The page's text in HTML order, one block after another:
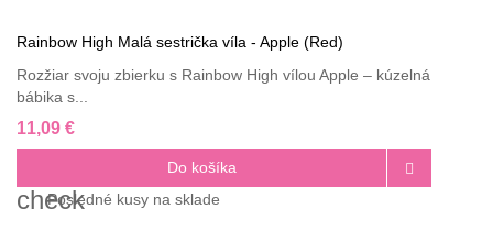
Rainbow High Malá sestrička víla - Apple (Red)
Rozžiar svoju zbierku s Rainbow High vílou Apple – kúzelná
bábika s...
11,09 €
Do košíka 
check
Posledné kusy na sklade